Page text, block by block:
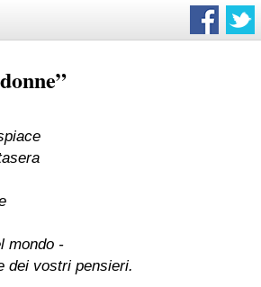
mondo -
dei vostri pensieri.